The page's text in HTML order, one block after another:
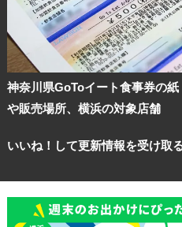
神奈川県GoToイート食事券の
や販売場所、横浜の対象店舗
いいね！して更新情報を受け取